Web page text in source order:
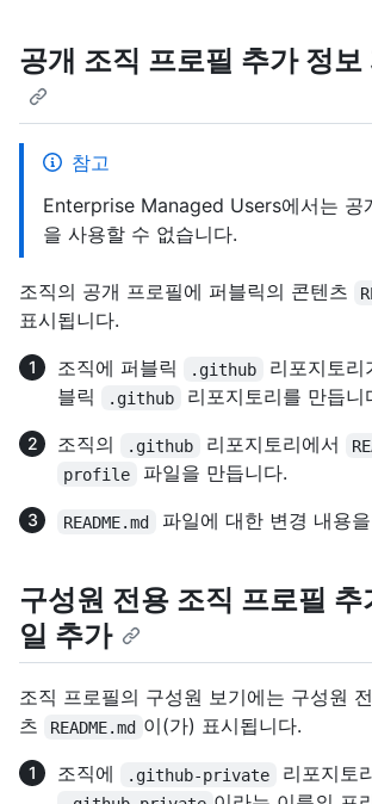
공개 조직 프로필 추가 정보
참고
Enterprise Managed Users에서는 공
을 사용할 수 없습니다.
조직의 공개 프로필에 퍼블릭의 콘텐츠
표시됩니다.
조직에 퍼블릭
.github
리포지토리
블릭
.github
리포지토리를 만듭니
조직의
.github 리포지토리에서
profile 파일을 만듭니다.
README.md 파일에 대한 변경 내용
구성원 전용 조직 프로필 추
일 추가
조직 프로필의 구성원 보기에는 구성원
츠
README.md 이(가) 표시됩니다.
조직에
.github-private 리포지토